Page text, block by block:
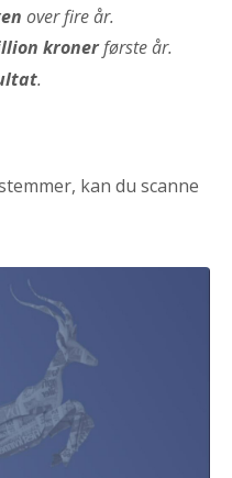
over fire år.
kronerførste år.
.
kan du scanne